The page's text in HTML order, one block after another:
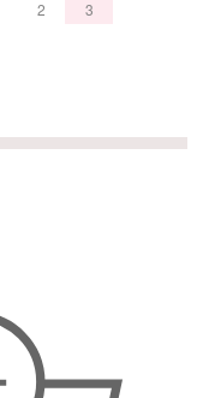
2 3